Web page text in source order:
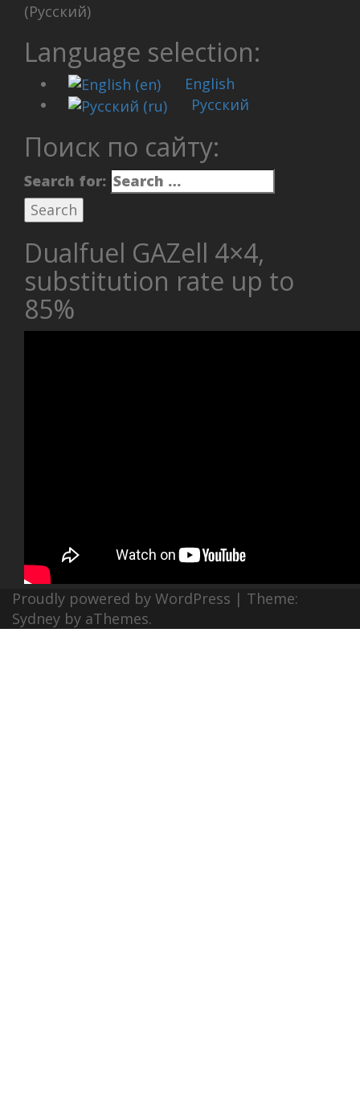
(Русский)
Language selection:
English
Русский
Поиск по сайту:
Search for:
Dualfuel GAZell 4×4,
substitution rate up to
85%
Proudly powered by WordPress | Theme:
Sydney by aThemes.